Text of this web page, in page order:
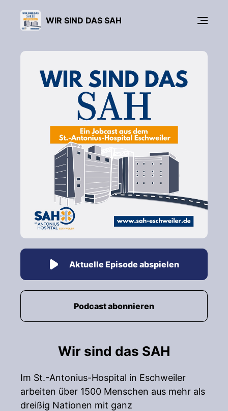
WIR SIND DAS SAH
Wir sind das SAH
Im St.-Antonius-Hospital in Eschweiler
arbeiten über 1500 Menschen aus mehr als
dreißig Nationen mit ganz
Aktuelle Episode abspielen
Podcast abonnieren